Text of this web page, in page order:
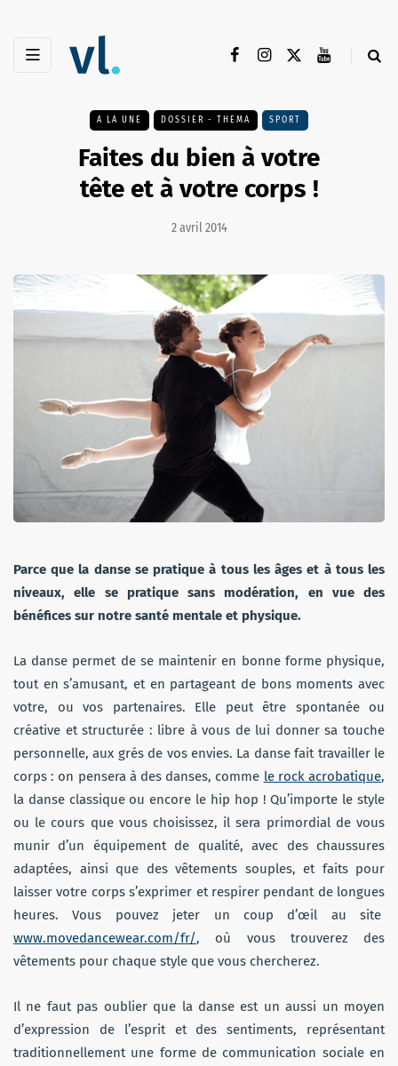
A LA UNE DOSSIER - THEMA SPORT
Faites du bien à votre
tête et à votre corps !
2 avril 2014
Parce que la danse se pratique à tous les âges et à tous les
niveaux, elle se pratique sans modération, en vue des
bénéfices sur notre santé mentale et physique.
La danse permet de se maintenir en bonne forme physique,
tout en s’amusant, et en partageant de bons moments avec
votre, ou vos partenaires. Elle peut être spontanée ou
créative et structurée : libre à vous de lui donner sa touche
personnelle, aux grés de vos envies. La danse fait travailler le
corps : on pensera à des danses, comme le rock acrobatique,
la danse classique ou encore le hip hop ! Qu’importe le style
ou le cours que vous choisissez, il sera primordial de vous
munir d’un équipement de qualité, avec des chaussures
adaptées, ainsi que des vêtements souples, et faits pour
laisser votre corps s’exprimer et respirer pendant de longues
heures. Vous pouvez jeter un coup d’œil au site
www.movedancewear.com/fr/, où vous trouverez des
vêtements pour chaque style que vous chercherez.
Il ne faut pas oublier que la danse est un aussi un moyen
d’expression de l’esprit et des sentiments, représentant
traditionnellement une forme de communication sociale en